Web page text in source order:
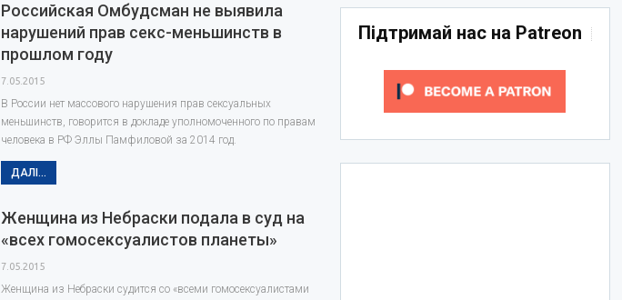
Российская Омбудсман не выявила
нарушений прав секс-меньшинств в
прошлом году
7.05.2015
В России нет массового нарушения прав сексуальных
меньшинств, говорится в докладе уполномоченного по правам
человека в РФ Эллы Памфиловой за 2014 год.
ДАЛІ...
Женщина из Небраски подала в суд на
«всех гомосексуалистов планеты»
7.05.2015
Женщина из Небраски судится со «всеми гомосексуалистами
Підтримай нас на Patreon